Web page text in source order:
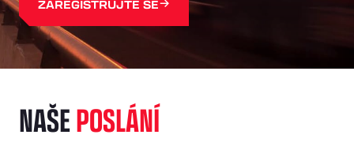
ZAREGISTRUJTE SE
NAŠEPOSLÁNÍ